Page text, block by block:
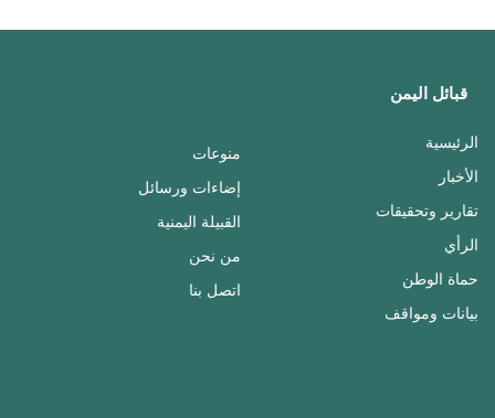
قبائل اليمن
الرئيسية
الأخبار
تقارير وتحقيقات
الرأي
حماة الوطن
بيانات ومواقف
منوعات
إضاءات ورسائل
القبيلة اليمنية
من نحن
اتصل بنا